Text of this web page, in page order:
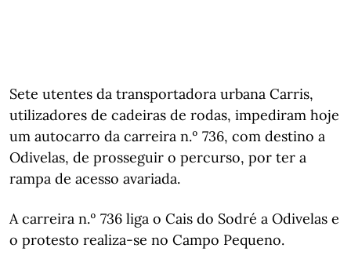
Sete utentes da transportadora urbana Carris,
utilizadores de cadeiras de rodas, impediram hoje
um autocarro da carreira n.º 736, com destino a
Odivelas, de prosseguir o percurso, por ter a
rampa de acesso avariada.
A carreira n.º 736 liga o Cais do Sodré a Odivelas e
o protesto realiza-se no Campo Pequeno.